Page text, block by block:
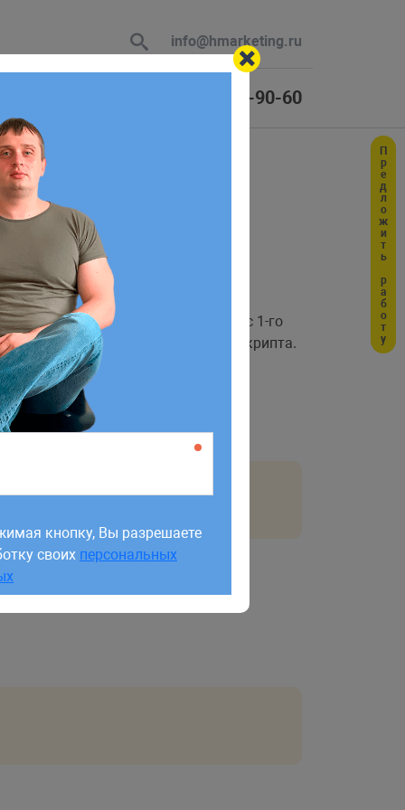
info@hmarketing.ru
+7 (925) 464-90-60
количество секунд, прошедшее с 1-го
чтобы вычислить время работы скрипта.
ответ
с учетом
кнопку, Вы разрешаете
Предложить работу
кнопку, Вы разрешаете
своих персональных